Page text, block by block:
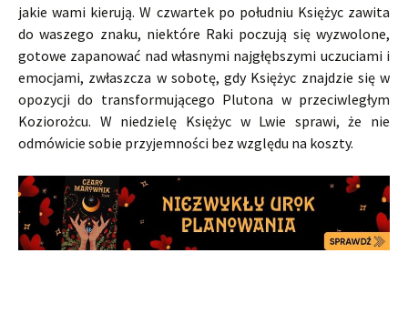
jakie wami kierują. W czwartek po południu Księżyc zawita
do waszego znaku, niektóre Raki poczują się wyzwolone,
gotowe zapanować nad własnymi najgłębszymi uczuciami i
emocjami, zwłaszcza w sobotę, gdy Księżyc znajdzie się w
opozycji do transformującego Plutona w przeciwległym
Koziorożcu. W niedzielę Księżyc w Lwie sprawi, że nie
odmówicie sobie przyjemności bez względu na koszty.